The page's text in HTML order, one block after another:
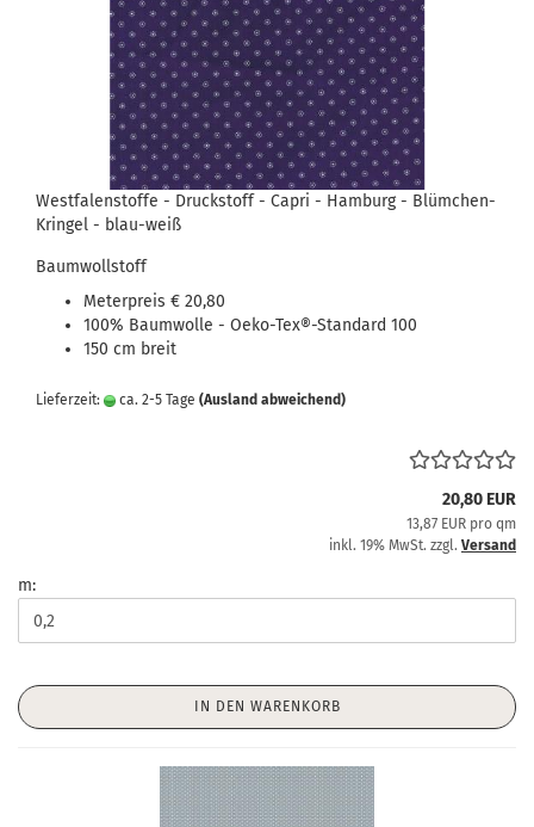
Westfalenstoffe - Druckstoff - Capri - Hamburg - Blümchen-
Kringel - blau-weiß
Baumwollstoff
Meterpreis € 20,80
100% Baumwolle - Oeko-Tex®-Standard 100
150 cm breit
Lieferzeit: ca. 2-5 Tage (Ausland abweichend)
20,80 EUR
13,87 EUR pro qm
inkl. 19% MwSt. zzgl. Versand
m:
IN DEN WARENKORB